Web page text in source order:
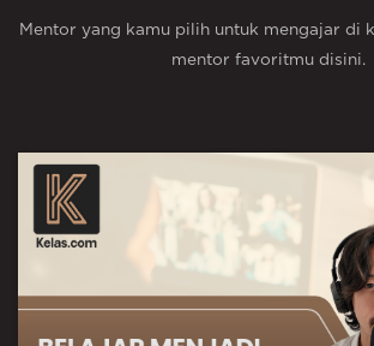
Mentor yang kamu pilih untuk mengajar di
mentor favoritmu disini.